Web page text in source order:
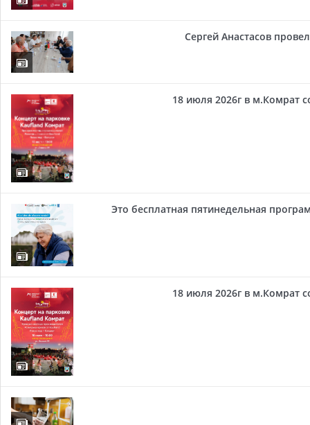
Сергей Анастасов
18 июля 2026г в м.Комрат
Это бесплатная пятинедельная
18 июля 2026г в м.Комрат